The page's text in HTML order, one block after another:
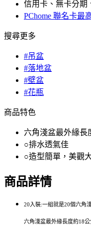
信用卡、無卡分期
PChome 聯名卡最
搜尋更多
#吊盆
#落地盆
#壁盆
#花瓶
商品特色
六角淺盆最外緣長
○排水透氣佳
○造型簡單，美觀
商品詳情
20入裝:一組就是20個六角
六角淺盆最外緣長度約18公